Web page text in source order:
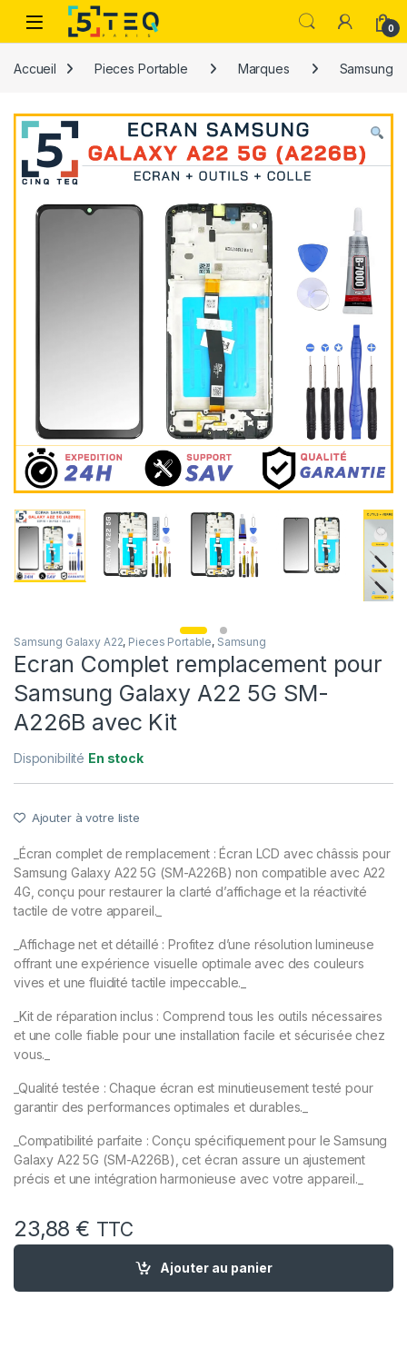
Passer à la navigation
Aller au contenu
0
Accueil Pieces Portable Marques Samsung
Samsung Galaxy A22, Pieces Portable, Samsung
Ecran Complet remplacement pour
Samsung Galaxy A22 5G SM-
A226B avec Kit
Disponibilité En stock
Ajouter à votre liste
_Écran complet de remplacement : Écran LCD avec châssis pour
Samsung Galaxy A22 5G (SM-A226B) non compatible avec A22
4G, conçu pour restaurer la clarté d’affichage et la réactivité
tactile de votre appareil._
_Affichage net et détaillé : Profitez d’une résolution lumineuse
offrant une expérience visuelle optimale avec des couleurs
vives et une fluidité tactile impeccable._
_Kit de réparation inclus : Comprend tous les outils nécessaires
et une colle fiable pour une installation facile et sécurisée chez
vous._
_Qualité testée : Chaque écran est minutieusement testé pour
garantir des performances optimales et durables._
_Compatibilité parfaite : Conçu spécifiquement pour le Samsung
Galaxy A22 5G (SM-A226B), cet écran assure un ajustement
précis et une intégration harmonieuse avec votre appareil._
23,88 € TTC
quantité de Ecran Complet remplacement pour Samsung
Ajouter au panier